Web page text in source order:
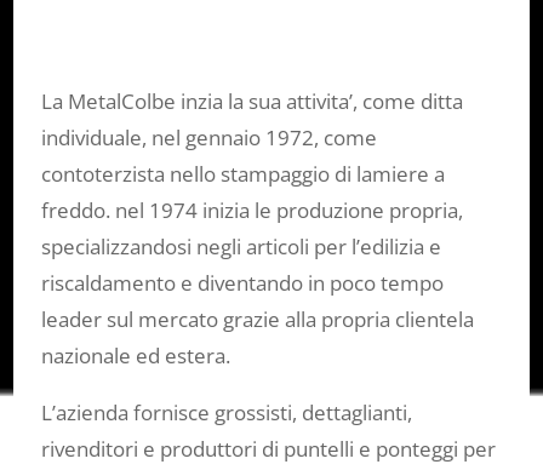
La MetalColbe inzia la sua attivita’, come ditta
individuale, nel gennaio 1972, come
contoterzista nello stampaggio di lamiere a
freddo. nel 1974 inizia le produzione propria,
specializzandosi negli articoli per l’edilizia e
riscaldamento e diventando in poco tempo
leader sul mercato grazie alla propria clientela
nazionale ed estera.
L’azienda fornisce grossisti, dettaglianti,
rivenditori e produttori di puntelli e ponteggi per